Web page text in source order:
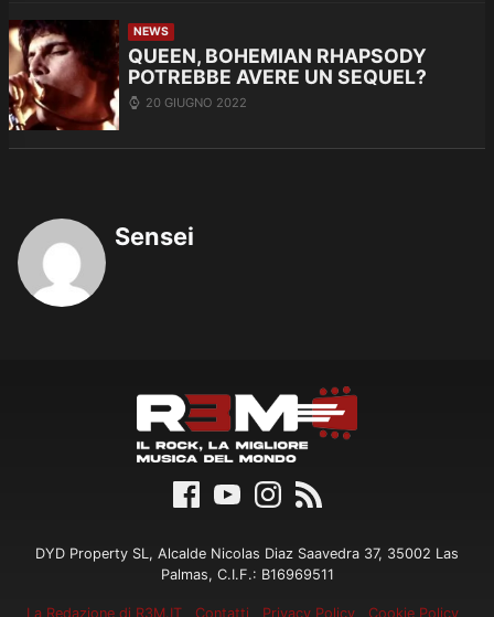
NEWS
QUEEN, BOHEMIAN RHAPSODY
POTREBBE AVERE UN SEQUEL?
20 GIUGNO 2022
Sensei
DYD Property SL, Alcalde Nicolas Diaz Saavedra 37, 35002 Las
Palmas, C.I.F.: B16969511
La Redazione di R3M.IT Contatti Privacy Policy Cookie Policy